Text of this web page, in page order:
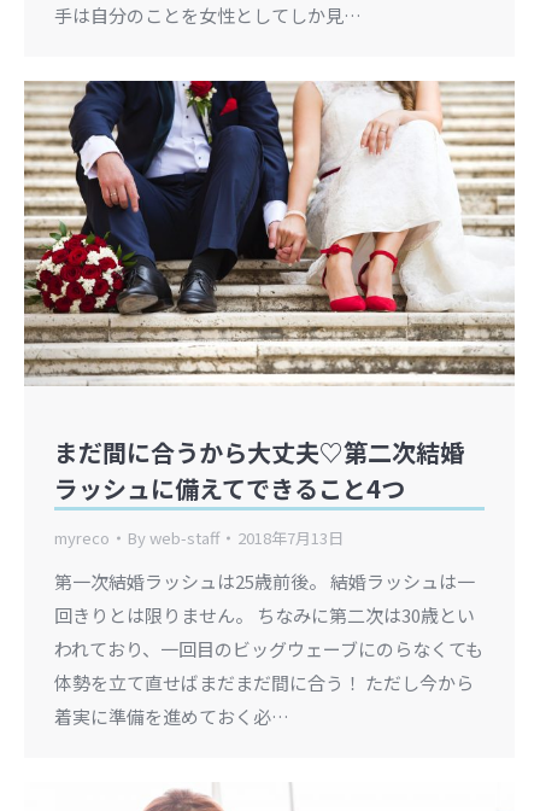
手は自分のことを女性としてしか見…
まだ間に合うから大丈夫♡第二次結婚
ラッシュに備えてできること4つ
myreco Byweb-staff 2018年7月13日
第一次結婚ラッシュは25歳前後。 結婚ラッシュは一
回きりとは限りません。 ちなみに第二次は30歳とい
われており、一回目のビッグウェーブにのらなくても
体勢を立て直せばまだまだ間に合う！ ただし今から
着実に準備を進めておく必…